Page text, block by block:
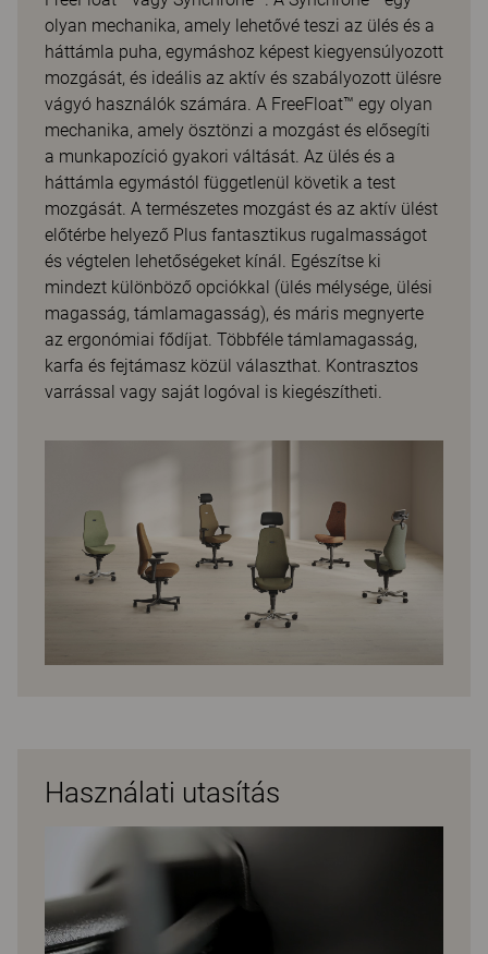
olyan mechanika, amely lehetővé teszi az ülés és a
háttámla puha, egymáshoz képest kiegyensúlyozott
mozgását, és ideális az aktív és szabályozott ülésre
vágyó használók számára. A FreeFloat™ egy olyan
mechanika, amely ösztönzi a mozgást és elősegíti
a munkapozíció gyakori váltását. Az ülés és a
háttámla egymástól függetlenül követik a test
mozgását. A természetes mozgást és az aktív ülést
előtérbe helyező Plus fantasztikus rugalmasságot
és végtelen lehetőségeket kínál. Egészítse ki
mindezt különböző opciókkal (ülés mélysége, ülési
magasság, támlamagasság), és máris megnyerte
az ergonómiai fődíjat. Többféle támlamagasság,
karfa és fejtámasz közül választhat. Kontrasztos
varrással vagy saját logóval is kiegészítheti.
Használati utasítás